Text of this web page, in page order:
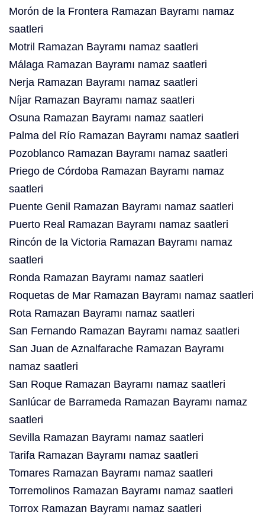
Morón de la Frontera Ramazan Bayramı namaz
saatleri
Motril Ramazan Bayramı namaz saatleri
Málaga Ramazan Bayramı namaz saatleri
Nerja Ramazan Bayramı namaz saatleri
Níjar Ramazan Bayramı namaz saatleri
Osuna Ramazan Bayramı namaz saatleri
Palma del Río Ramazan Bayramı namaz saatleri
Pozoblanco Ramazan Bayramı namaz saatleri
Priego de Córdoba Ramazan Bayramı namaz
saatleri
Puente Genil Ramazan Bayramı namaz saatleri
Puerto Real Ramazan Bayramı namaz saatleri
Rincón de la Victoria Ramazan Bayramı namaz
saatleri
Ronda Ramazan Bayramı namaz saatleri
Roquetas de Mar Ramazan Bayramı namaz saatleri
Rota Ramazan Bayramı namaz saatleri
San Fernando Ramazan Bayramı namaz saatleri
San Juan de Aznalfarache Ramazan Bayramı
namaz saatleri
San Roque Ramazan Bayramı namaz saatleri
Sanlúcar de Barrameda Ramazan Bayramı namaz
saatleri
Sevilla Ramazan Bayramı namaz saatleri
Tarifa Ramazan Bayramı namaz saatleri
Tomares Ramazan Bayramı namaz saatleri
Torremolinos Ramazan Bayramı namaz saatleri
Torrox Ramazan Bayramı namaz saatleri